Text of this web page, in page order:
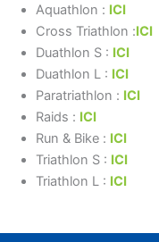
Aquathlon : ICI
Cross Triathlon :ICI
Duathlon S : ICI
Duathlon L : ICI
Paratriathlon : ICI
Raids : ICI
Run & Bike : ICI
Triathlon S : ICI
Triathlon L : ICI